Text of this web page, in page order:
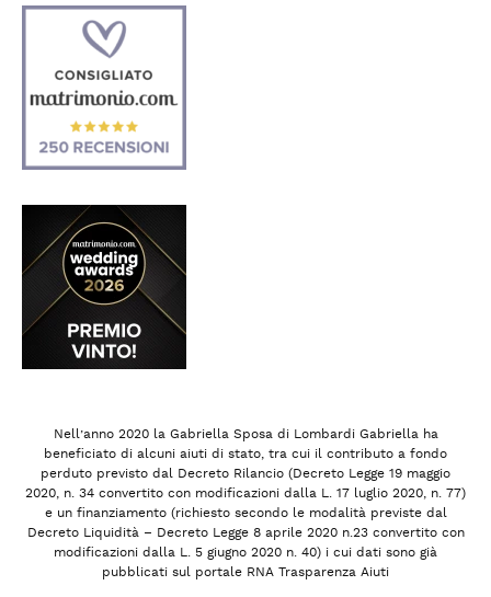
Nell’anno 2020 la Gabriella Sposa di Lombardi Gabriella ha
beneficiato di alcuni aiuti di stato, tra cui il contributo a fondo
perduto previsto dal Decreto Rilancio (Decreto Legge 19 maggio
2020, n. 34 convertito con modificazioni dalla L. 17 luglio 2020, n. 77)
e un finanziamento (richiesto secondo le modalità previste dal
Decreto Liquidità – Decreto Legge 8 aprile 2020 n.23 convertito con
modificazioni dalla L. 5 giugno 2020 n. 40) i cui dati sono già
pubblicati sul portale RNA Trasparenza Aiuti